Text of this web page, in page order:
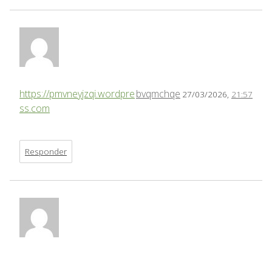
bvqmchqe 27/03/2026, 21:57
https://pmvneyjzqi.wordpre
ss.com
Responder